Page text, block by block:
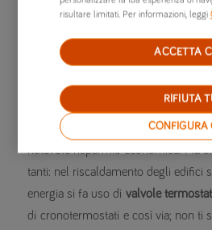
modo non indifferente energia (far
pratica davvero intelligente).
Un esempio è dato dalla
incandescenza
con quelle a LED ,
che si assesta intorno al 20%
notevole risparmio economico. Ma
tanti: nel riscaldamento degli edifici
energia si fa uso di valvole
di cronotermostati e così via; non ti
risultare limitati. Per informazioni, leggi
CONFIGURA
RIFIUTA
ACCETTA